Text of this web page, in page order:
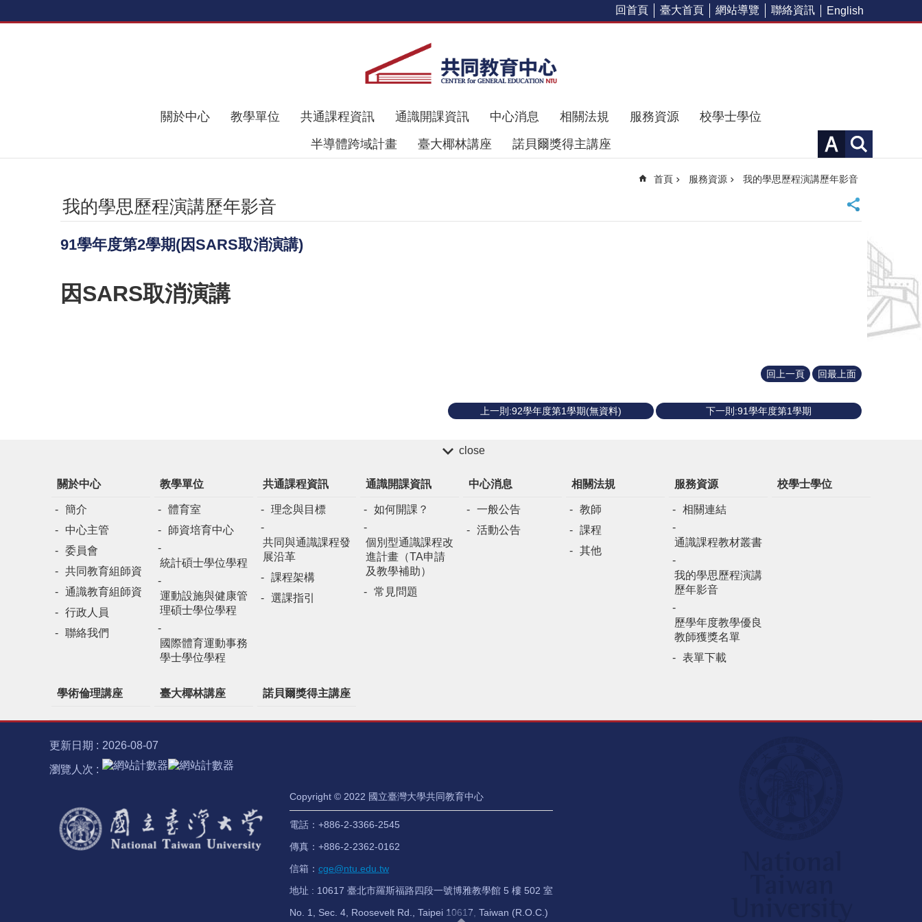
回首頁 臺大首頁 網站導覽 聯絡資訊 English
關於中心 教學單位 共通課程資訊 通識開課資訊 中心消息 相關法規 服務資源
校學士學位
半導體跨域計畫
臺大椰林講座 諾貝爾獎得主講座
首頁 服務資源 我的學思歷程演講歷年影音
我的學思歷程演講歷年影音
91學年度第2學期(因SARS取消演講)
因SARS取消演講
回上一頁 回最上面
上一則:92學年度第1學期(無資料) 下一則:91學年度第1學期
close
關於中心
簡介
中心主管
委員會
共同教育組師資
通識教育組師資
行政人員
聯絡我們
教學單位
體育室
師資培育中心
統計碩士學位學程
運動設施與健康管
理碩士學位學程
國際體育運動事務
學士學位學程
共通課程資訊
理念與目標
共同與通識課程發
展沿革
課程架構
選課指引
通識開課資訊
如何開課？
個別型通識課程改
進計畫（TA申請
及教學補助）
常見問題
中心消息
一般公告
活動公告
相關法規
教師
課程
其他
服務資源
相關連結
通識課程教材叢書
我的學思歷程演講
歷年影音
歷學年度教學優良
教師獲獎名單
表單下載
校學士學位
學術倫理講座 臺大椰林講座 諾貝爾獎得主講座
更新日期 2026-08-07
瀏覽人次
Copyright © 2022 國立臺灣大學共同教育中心
電話：+886-2-3366-2545
傳真：+886-2-2362-0162
信箱： cge@ntu.edu.tw
地址 : 10617 臺北市羅斯福路四段一號博雅教學館 5 樓 502 室
No. 1, Sec. 4, Roosevelt Rd., Taipei 10617, Taiwan (R.O.C.)